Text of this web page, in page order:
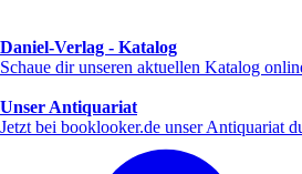
Daniel-Verlag - Katalog
Schaue dir unseren aktuellen Katalog
Unser Antiquariat
Jetzt bei booklooker.de unser Antiquariat